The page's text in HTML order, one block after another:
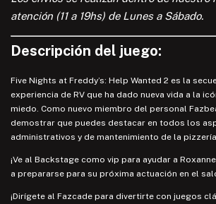
atención (11 a 19hs) de Lunes a Sábado.
Descripción del juego:
Five Nights at Freddy’s: Help Wanted 2 es la
experiencia de RV que ha dado nueva vida a la
miedo. Como nuevo miembro del personal
demostrar que puedes destacar en todos los
administrativos y de mantenimiento de la
¡Ve al Backstage como vip para ayudar a
a prepararse para su próxima actuación en el
¡Dirígete al Fazcade para divertirte con juegos